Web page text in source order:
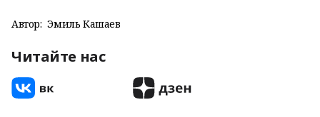
Автор: Эмиль Кашаев
Читайте нас